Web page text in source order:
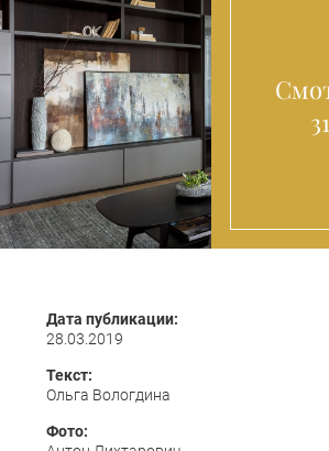
Дата публикации:
28.03.2019
Текст:
Ольга Вологдина
Фото: